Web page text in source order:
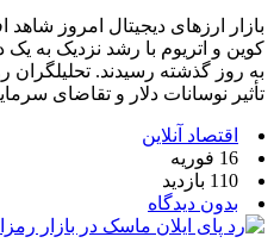
بازار ارزهای دیجیتال امروز
کوین و اتریوم با رشد نزدیک به
به روز گذشته رسیدند. تحلیلگران
تأثیر نوسانات دلار و تقاضای
اقتصاد آنلاین
16 فوریه
110 بازدید
بدون دیدگاه